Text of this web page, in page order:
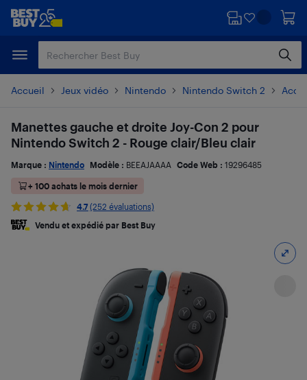
Passer
principal
Passer
Accueil Jeux vidéo Nintendo Nintendo Switch 2
Manettes gauche et droite Joy-Con 2 pour
Nintendo Switch 2 - Rouge clair/Bleu clair
Marque : Nintendo Modèle : BEEAJAAAA Code Web : 19296485
+ 100 achats le mois dernier
4.7 (252 évaluations)
Vendu et expédié par Best Buy